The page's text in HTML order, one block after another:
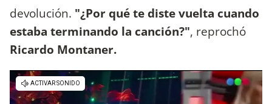
devolución. "¿Por qué te diste vuelta cuando
estaba terminando la canción?", reprochó
Ricardo Montaner.